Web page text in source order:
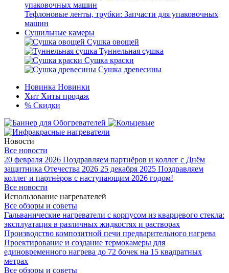
Тефлоновые ленты, трубки: Запчасти для упаковочных
машин
Сушильные камеры
Сушка овощей
Туннельная сушка
Сушка краски
Сушка древесины
Новинка Новинки
Хит Хиты продаж
% Скидки
Новости
Все новости
20 февраля 2026 Поздравляем партнёров и коллег с Днём
защитника Отечества 2026 25 декабря 2025 Поздравляем
коллег и партнёров с наступающим 2026 годом!
Все новости
Использование нагревателей
Все обзоры и советы
Гальванические нагреватели с корпусом из кварцевого стекла:
эксплуатация в различных жидкостях и растворах
Производство композитной печи предварительного нагрева
Проектирование и создание термокамеры для
единовременного нагрева до 72 бочек на 15 квадратных
метрах
Все обзоры и советы